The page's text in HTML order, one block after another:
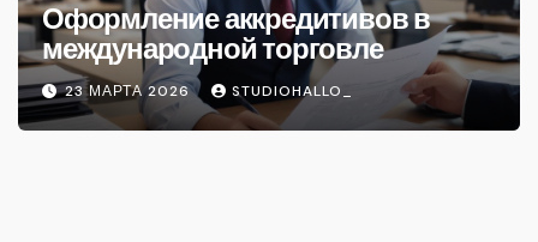
Оформление аккредитивов в
международной торговле
23 МАРТА 2026 STUDIOHALLO_